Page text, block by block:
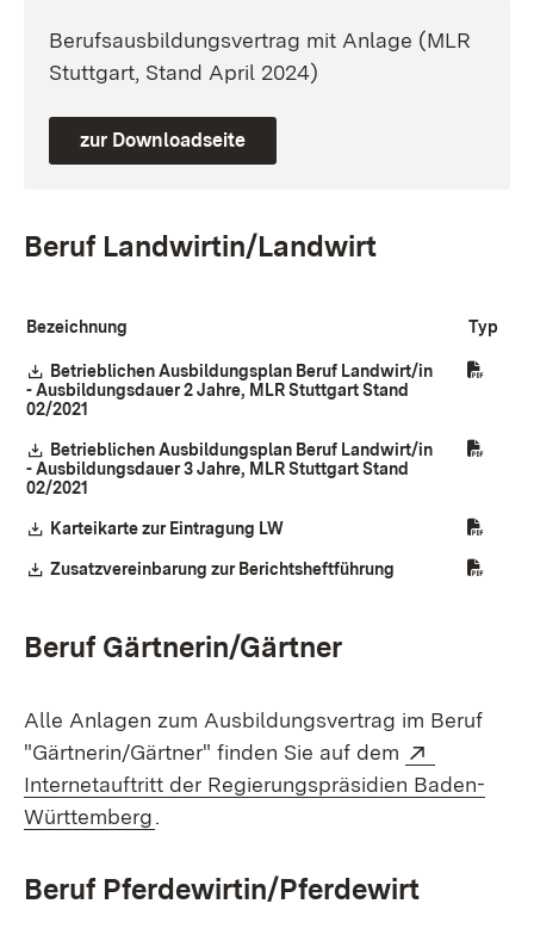
Berufsausbildungsvertrag mit Anlage (MLR
Stuttgart, Stand April 2024)
zur Downloadseite
Beruf Landwirtin/Landwirt
Bezeichnung Typ
Download:
Betrieblichen Ausbildungsplan Beruf Landwirt/in
- Ausbildungsdauer 2 Jahre, MLR Stuttgart Stand
02/2021
Download:
Betrieblichen Ausbildungsplan Beruf Landwirt/in
- Ausbildungsdauer 3 Jahre, MLR Stuttgart Stand
02/2021
Download:
Karteikarte zur Eintragung LW(Öffnet in neuem Fenster)
Download:
Zusatzvereinbarung zur Berichtsheftführung (Öffnet in neuem
Beruf Gärtnerin/Gärtner
Alle Anlagen zum Ausbildungsvertrag im Beruf
"Gärtnerin/Gärtner" finden Sie auf dem
Internetauftritt der Regierungspräsidien Baden-
Württemberg.
Beruf Pferdewirtin/Pferdewirt